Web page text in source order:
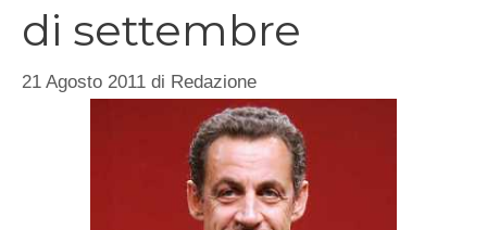
di settembre
21 Agosto 2011 di Redazione